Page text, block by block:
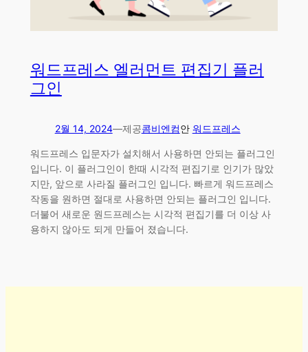
워드프레스 엘러먼트 편집기 플러
그인
2월 14, 2024—제공콤비엔컴안 워드프레스
워드프레스 입문자가 설치해서 사용하면 안되는 플러그인
입니다. 이 플러그인이 한때 시각적 편집기로 인기가 많았
지만, 앞으로 사라질 플러그인 입니다. 빠르게 워드프레스
작동을 원하면 절대로 사용하면 안되는 플러그인 입니다.
더불어 새로운 원드프레스는 시각적 편집기를 더 이상 사
용하지 않아도 되게 만들어 졌습니다.